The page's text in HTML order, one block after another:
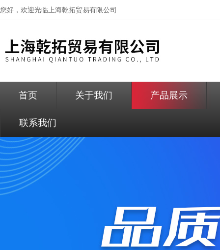
您好，欢迎光临上海乾拓贸易有限公司
首页 关于我们 产品展示
联系我们